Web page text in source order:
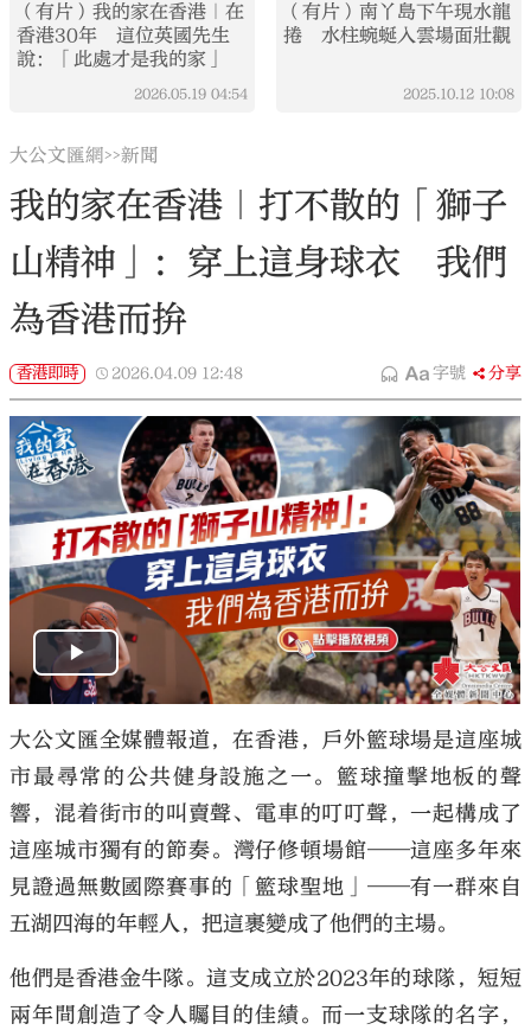
（有片）我的家在香港｜在
香港30年 這位英國先生
說：「此處才是我的家」
2026.05.19 04:54
（有片）南丫島下午現水龍
捲 水柱蜿蜒入雲場面壯觀
2025.10.12 10:08
大公文匯網>>新聞
我的家在香港｜打不散的「獅子
山精神」：穿上這身球衣 我們
為香港而拚
香港即時 2026.04.09 12:48 字號 分享
大公文匯全媒體報道，在香港，戶外籃球場是這座城
市最尋常的公共健身設施之一。籃球撞擊地板的聲
響，混着街市的叫賣聲、電車的叮叮聲，一起構成了
這座城市獨有的節奏。灣仔修頓場館——這座多年來
見證過無數國際賽事的「籃球聖地」——有一群來自
五湖四海的年輕人，把這裹變成了他們的主場。
他們是香港金牛隊。這支成立於2023年的球隊，短短
兩年間創造了令人矚目的佳績。而一支球隊的名字，